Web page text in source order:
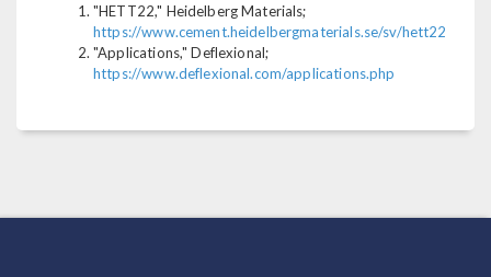
"HETT22," Heidelberg Materials;
https://www.cement.heidelbergmaterials.se/sv/hett22
"Applications," Deflexional;
https://www.deflexional.com/applications.php